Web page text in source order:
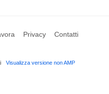
Privacy Contatti
Visualizza versione non AMP